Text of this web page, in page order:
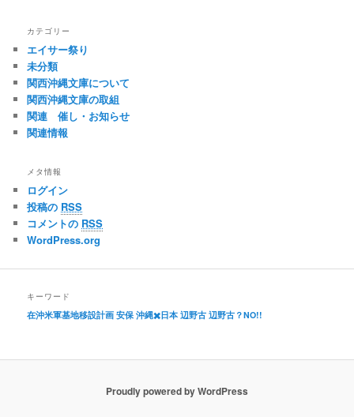
カテゴリー
エイサー祭り
未分類
関西沖縄文庫について
関西沖縄文庫の取組
関連 催し・お知らせ
関連情報
メタ情報
ログイン
投稿の RSS
コメントの RSS
WordPress.org
キーワード
在沖米軍基地移設計画 安保 沖縄✖️日本 辺野古 辺野古？NO!!
Proudly powered by WordPress